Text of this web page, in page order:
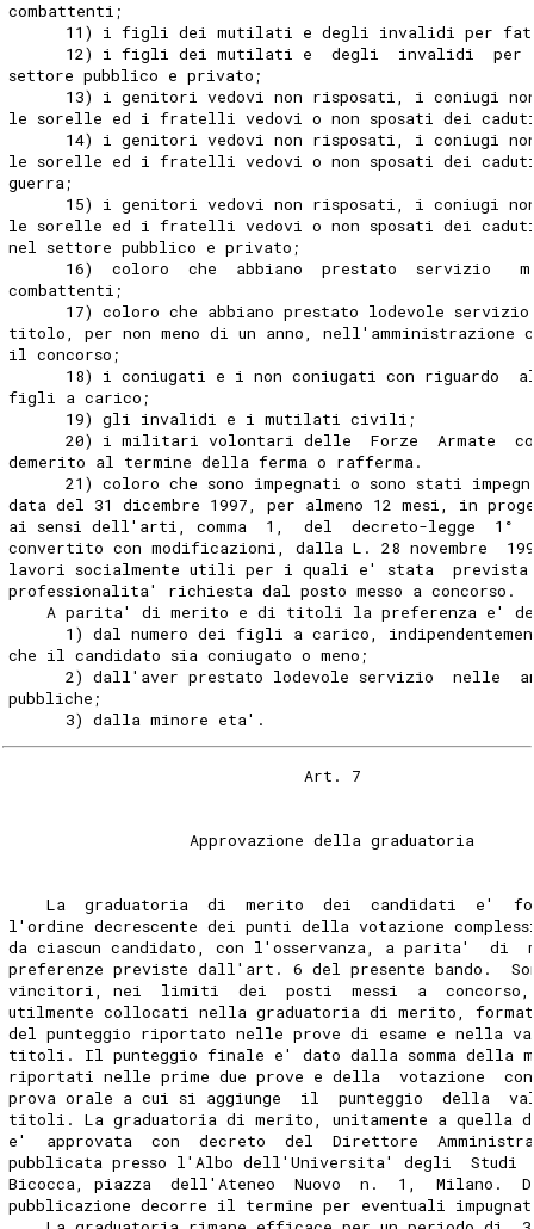
combattenti;
11) i figli dei mutilati e degli invalidi per
12) i figli dei mutilati e  degli  invalidi  per
settore pubblico e privato;
13) i genitori vedovi non risposati, i coniugi
le sorelle ed i fratelli vedovi o non sposati dei
14) i genitori vedovi non risposati, i coniugi
le sorelle ed i fratelli vedovi o non sposati dei
guerra;
15) i genitori vedovi non risposati, i coniugi
le sorelle ed i fratelli vedovi o non sposati dei
nel settore pubblico e privato;
16)  coloro  che  abbiano  prestato  servizio
combattenti;
17) coloro che abbiano prestato lodevole servizio
titolo, per non meno di un anno, nell'amministrazione
il concorso;
18) i coniugati e i non coniugati con riguardo
figli a carico;
      19) gli invalidi e i mutilati civili;
20) i militari volontari delle  Forze  Armate
demerito al termine della ferma o rafferma.
21) coloro che sono impegnati o sono stati
data del 31 dicembre 1997, per almeno 12 mesi, in
ai sensi dell'arti, comma  1,  del  decreto-legge  1°
convertito con modificazioni, dalla L. 28 novembre
lavori socialmente utili per i quali e' stata  prevista
professionalita' richiesta dal posto messo a concorso.
A parita' di merito e di titoli la preferenza e'
1) dal numero dei figli a carico,
che il candidato sia coniugato o meno;
2) dall'aver prestato lodevole servizio  nelle
pubbliche;
      3) dalla minore eta'.
                               Art. 7
                   Approvazione della graduatoria
La  graduatoria  di  merito  dei  candidati  e'
l'ordine decrescente dei punti della votazione
da ciascun candidato, con l'osservanza, a parita'  di
preferenze previste dall'art. 6 del presente bando.
vincitori, nei  limiti  dei  posti  messi  a
utilmente collocati nella graduatoria di merito,
del punteggio riportato nelle prove di esame e nella
titoli. Il punteggio finale e' dato dalla somma della
riportati nelle prime due prove e della  votazione
prova orale a cui si aggiunge  il  punteggio  della
titoli. La graduatoria di merito, unitamente a
e'  approvata  con  decreto  del  Direttore
pubblicata presso l'Albo dell'Universita' degli
Bicocca, piazza  dell'Ateneo  Nuovo  n.  1,  Milano.
pubblicazione decorre il termine per eventuali